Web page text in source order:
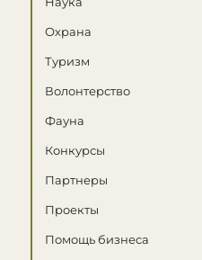
Охрана
Туризм
Волонтерство
Фауна
Конкурсы
Партнеры
Проекты
Помощь бизнеса